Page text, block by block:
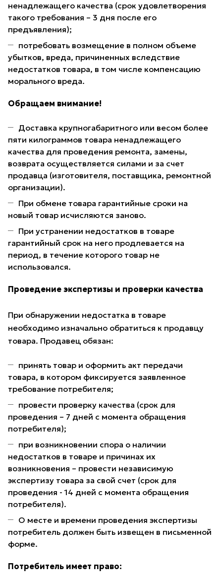
ненадлежащего качества (срок удовлетворения
такого требования – 3 дня после его
предъявления);
потребовать возмещение в полном объеме
убытков, вреда, причиненных вследствие
недостатков товара, в том числе компенсацию
морального вреда.
Обращаем внимание!
Доставка крупногабаритного или весом более
пяти килограммов товара ненадлежащего
качества для проведения ремонта, замены,
возврата осуществляется силами и за счет
продавца (изготовителя, поставщика, ремонтной
организации).
При обмене товара гарантийные сроки на
новый товар исчисляются заново.
При устранении недостатков в товаре
гарантийный срок на него продлевается на
период, в течение которого товар не
использовался.
Проведение экспертизы и проверки качества
При обнаружении недостатка в товаре
необходимо изначально обратиться к продавцу
товара. Продавец обязан:
принять товар и оформить акт передачи
товара, в котором фиксируется заявленное
требование потребителя;
провести проверку качества (срок для
проведения – 7 дней с момента обращения
потребителя);
при возникновении спора о наличии
недостатков в товаре и причинах их
возникновения – провести независимую
экспертизу товара за свой счет (срок для
проведения - 14 дней с момента обращения
потребителя).
О месте и времени проведения экспертизы
потребитель должен быть извещен в письменной
форме.
Потребитель имеет право: